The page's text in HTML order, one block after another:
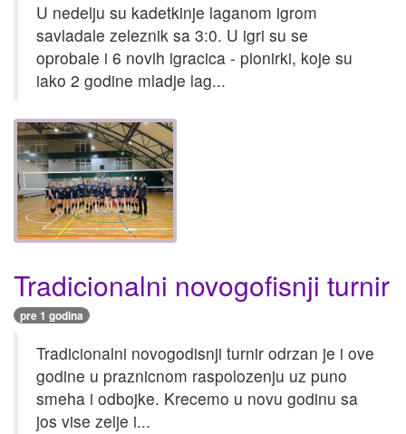
U nedelju su kadetkinje laganom igrom
savladale zeleznik sa 3:0. U igri su se
oprobale i 6 novih igracica - pionirki, koje su
iako 2 godine mladje lag...
Tradicionalni novogofisnji turnir
pre 1 godina
Tradicionalni novogodisnji turnir odrzan je i ove
godine u praznicnom raspolozenju uz puno
smeha i odbojke. Krecemo u novu godinu sa
jos vise zelje i...